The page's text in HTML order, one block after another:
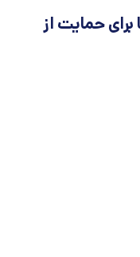
حمایت از